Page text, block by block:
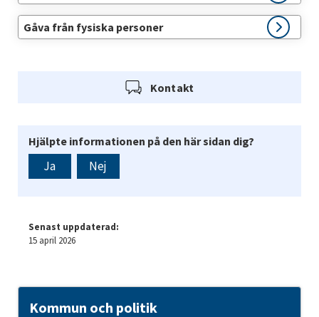
Gåva från fysiska personer
Kontakt
Hjälpte informationen på den här sidan dig?
Ja Nej
Senast uppdaterad:
15 april 2026
Kommun och politik